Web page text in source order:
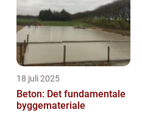
18 juli 2025
Beton: Det fundamentale
byggemateriale